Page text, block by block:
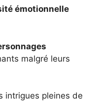
émotionnelle
malgré leurs
intrigues pleines de